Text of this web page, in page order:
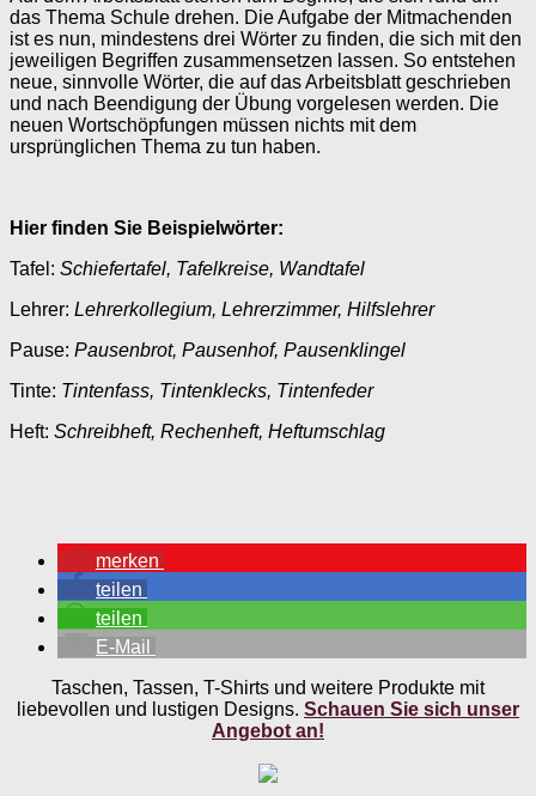
das Thema Schule drehen. Die Aufgabe der Mitmachenden
ist es nun, mindestens drei Wörter zu finden, die sich mit den
jeweiligen Begriffen zusammensetzen lassen. So entstehen
neue, sinnvolle Wörter, die auf das Arbeitsblatt geschrieben
und nach Beendigung der Übung vorgelesen werden. Die
neuen Wortschöpfungen müssen nichts mit dem
ursprünglichen Thema zu tun haben.
Hier finden Sie Beispielwörter:
Tafel: Schiefertafel, Tafelkreise, Wandtafel
Lehrer: Lehrerkollegium, Lehrerzimmer, Hilfslehrer
Pause: Pausenbrot, Pausenhof, Pausenklingel
Tinte: Tintenfass, Tintenklecks, Tintenfeder
Heft: Schreibheft, Rechenheft, Heftumschlag
merken
teilen
teilen
E-Mail
Taschen, Tassen, T-Shirts und weitere Produkte mit
liebevollen und lustigen Designs. Schauen Sie sich unser
Angebot an!